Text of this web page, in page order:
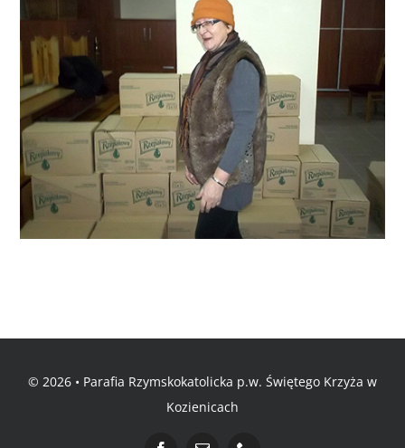
© 2026 • Parafia Rzymskokatolicka p.w. Świętego Krzyża w
Kozienicach